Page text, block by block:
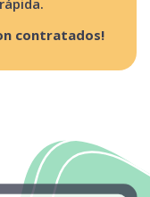
contratados!